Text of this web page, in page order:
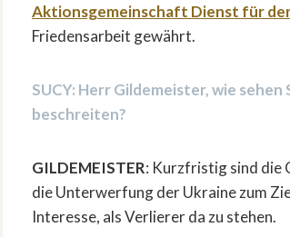
Aktionsgemeinschaft Dienst für
Friedensarbeit gewährt.
SUCY: Herr Gildemeister, wie
beschreiten?
GILDEMEISTER: Kurzfristig sind die
die Unterwerfung der Ukraine zum
Interesse, als Verlierer da zu stehen.